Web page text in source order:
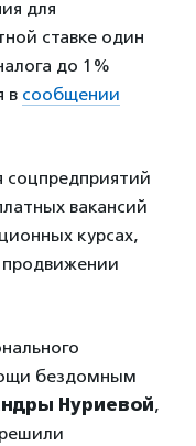
для
ставке один
до 1%
в сообщении
соцпредприятий
вакансий
курсах,
продвижении
бездомным
Нуриевой,